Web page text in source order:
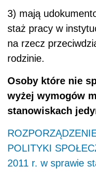
3) mają
staż pracy w
na rzecz
rodzinie.
Osoby które nie
wyżej wymogów
stanowiskach
POLITYKI
2011 r. w sprawie